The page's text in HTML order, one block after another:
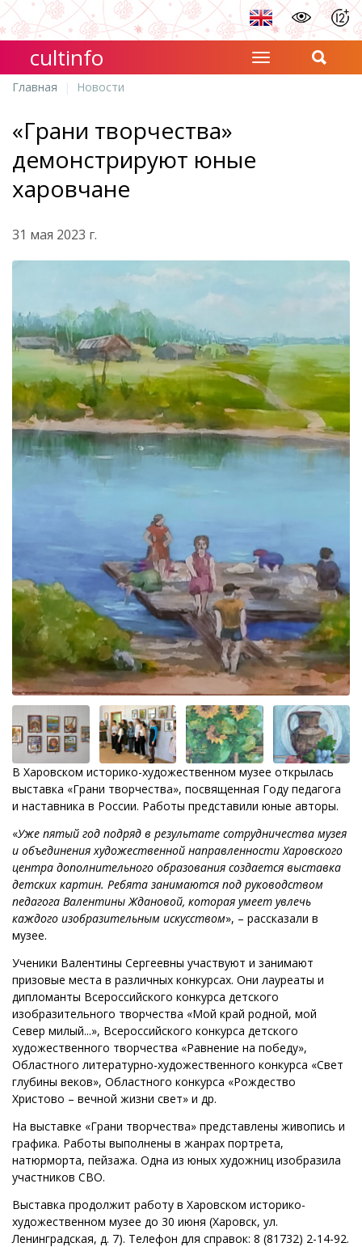
cultinfo
Главная Новости
«Грани творчества»
демонстрируют юные
харовчане
31 мая 2023 г.
В Харовском историко-художественном музее открылась
выставка «Грани творчества», посвященная Году педагога
и наставника в России. Работы представили юные авторы.
«Уже пятый год подряд в результате сотрудничества музея
и объединения художественной направленности Харовского
центра дополнительного образования создается выставка
детских картин. Ребята занимаются под руководством
педагога Валентины Ждановой, которая умеет увлечь
каждого изобразительным искусством», – рассказали в
музее.
Ученики Валентины Сергеевны участвуют и занимают
призовые места в различных конкурсах. Они лауреаты и
дипломанты Всероссийского конкурса детского
изобразительного творчества «Мой край родной, мой
Север милый...», Всероссийского конкурса детского
художественного творчества «Равнение на победу»,
Областного литературно-художественного конкурса «Свет
глубины веков», Областного конкурса «Рождество
Христово – вечной жизни свет» и др.
На выставке «Грани творчества» представлены живопись и
графика. Работы выполнены в жанрах портрета,
натюрморта, пейзажа. Одна из юных художниц изобразила
участников СВО.
Выставка продолжит работу в Харовском историко-
художественном музее до 30 июня (Харовск, ул.
Ленинградская, д. 7). Телефон для справок: 8 (81732) 2-14-92.